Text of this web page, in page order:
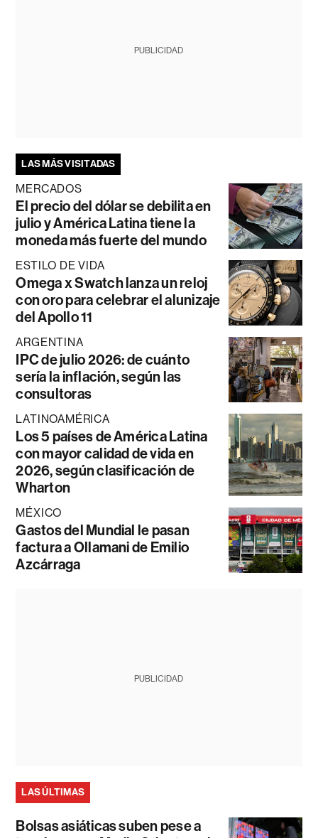
PUBLICIDAD
LAS MÁS VISITADAS
MERCADOS
El precio del dólar se debilita en
julio y América Latina tiene la
moneda más fuerte del mundo
ESTILO DE VIDA
Omega x Swatch lanza un reloj
con oro para celebrar el alunizaje
del Apollo 11
ARGENTINA
IPC de julio 2026: de cuánto
sería la inflación, según las
consultoras
LATINOAMÉRICA
Los 5 países de América Latina
con mayor calidad de vida en
2026, según clasificación de
Wharton
MÉXICO
Gastos del Mundial le pasan
factura a Ollamani de Emilio
Azcárraga
PUBLICIDAD
LAS ÚLTIMAS
Bolsas asiáticas suben pese a